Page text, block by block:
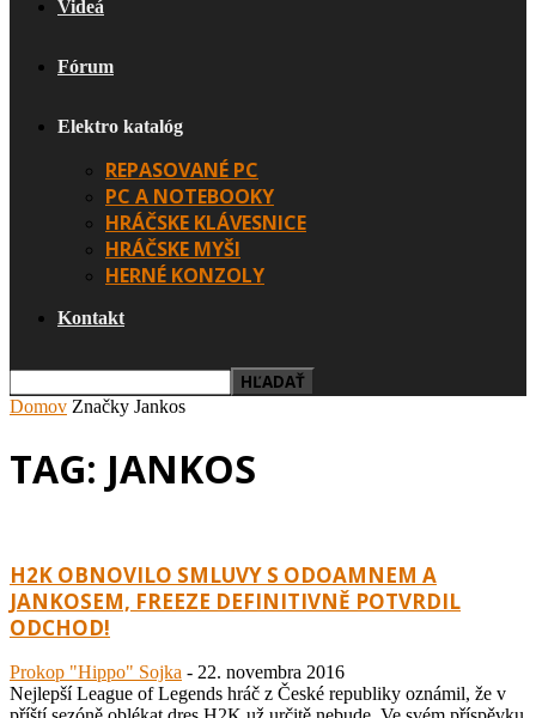
Videá
Fórum
Elektro katalóg
REPASOVANÉ PC
PC A NOTEBOOKY
HRÁČSKE KLÁVESNICE
HRÁČSKE MYŠI
HERNÉ KONZOLY
Kontakt
Domov Značky Jankos
TAG: JANKOS
H2K OBNOVILO SMLUVY S ODOAMNEM A
JANKOSEM, FREEZE DEFINITIVNĚ POTVRDIL
ODCHOD!
Prokop "Hippo" Sojka - 22. novembra 2016
Nejlepší League of Legends hráč z České republiky oznámil, že v